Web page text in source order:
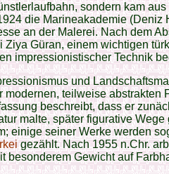
sondern kam aus
die Marineakademie (Deniz
an der Malerei. Nach dem
Güran, einem wichtigen
impressionistischer Technik
und
modernen, teilweise abstrakten
beschreibt, dass er
malte, später figurative Wege
einige seiner Werke werden
gezählt. Nach 1955 n.Chr.
besonderem Gewicht auf